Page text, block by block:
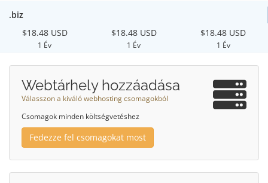
.biz
$18.48 USD
1 Év
$18.48 USD
1 Év
$18.48 USD
1 Év
Webtárhely hozzáadása
Válasszon a kiváló webhosting csomagokból
Csomagok minden költségvetéshez
Fedezze fel csomagokat most